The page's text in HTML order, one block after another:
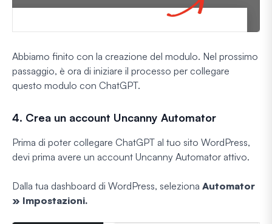
Abbiamo finito con la creazione del modulo. Nel prossimo
passaggio, è ora di iniziare il processo per collegare
questo modulo con ChatGPT.
4. Crea un account Uncanny Automator
Prima di poter collegare ChatGPT al tuo sito WordPress,
devi prima avere un account Uncanny Automator attivo.
Dalla tua dashboard di WordPress, seleziona Automator
» Impostazioni.